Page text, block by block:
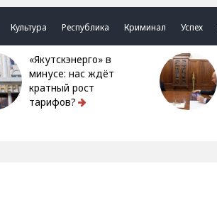
Культура Республика Криминал Успех
«Якутскэнерго» в
минусе: нас ждёт
кратный рост
тарифов?